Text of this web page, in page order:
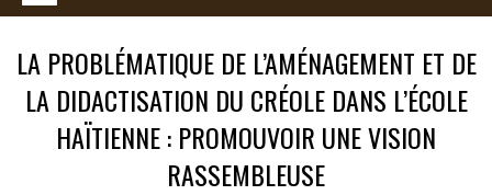
LA PROBLÉMATIQUE DE L’AMÉNAGEMENT ET DE
LA DIDACTISATION DU CRÉOLE DANS L’ÉCOLE
HAÏTIENNE : PROMOUVOIR UNE VISION
RASSEMBLEUSE